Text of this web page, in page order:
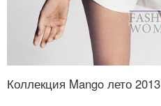
Коллекция Mango лето 2013